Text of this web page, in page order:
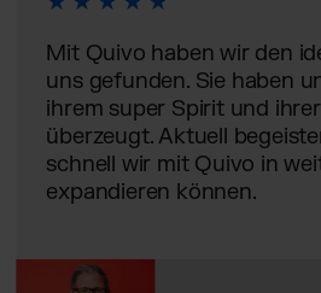
Mit Quivo haben wir den
uns gefunden. Sie haben
ihrem super Spirit und
überzeugt. Aktuell
schnell wir mit Quivo in
expandieren können.